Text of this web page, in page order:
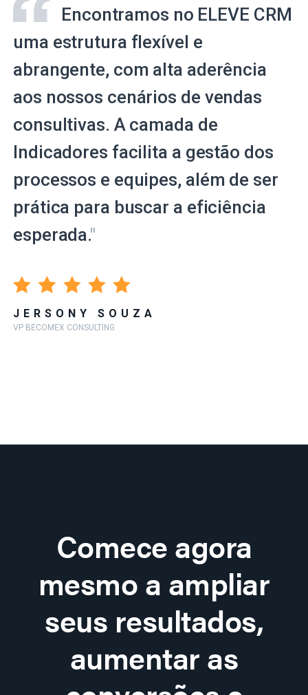
Encontramos no ELEVE CRM
uma estrutura flexível e
abrangente, com alta aderência
aos nossos cenários de vendas
consultivas. A camada de
Indicadores facilita a gestão dos
processos e equipes, além de ser
prática para buscar a eficiência
esperada."
JERSONY SOUZA
VP BECOMEX CONSULTING
Comece agora
mesmo a ampliar
seus resultados,
aumentar as